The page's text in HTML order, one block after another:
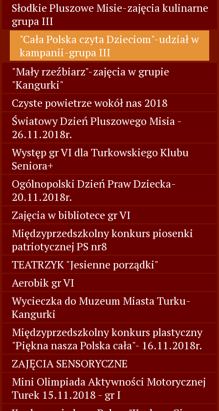
Słodkie Pluszowe Misie-zajęcia kulinarne
grupa III
"Cała Polska czyta Dzieciom"-udział w
kampanii-grupa III
"Mały rzeźbiarz"-zajęcia w grupie
"Kangurki"
Czyste powietrze wokół nas 2018
Światowy Dzień Pluszowego Misia -
26.11.2018r.
Występ gr VI dla Turkowskiego Klubu
Seniora+
Ogólnopolski Dzień Praw Dziecka-
20.11.2018r.
Zajęcia w bibliotece gr VI
Międzyprzedszkolny konkurs piosenki
patriotycznej PS nr8
TEATRZYK "Jesienne porządki"
Aerobik gr VI
Wycieczka do Muzeum Miasta Turku-
Kangurki
Międzyprzedszkolny konkurs plastyczny
"Piękna nasza Polska cała"- 16.11.2018r.
ZAJĘCIA SENSORYCZNE
Mini Olimpiada Aktywności Motorycznej
Turek 15.11.2018 - gr I